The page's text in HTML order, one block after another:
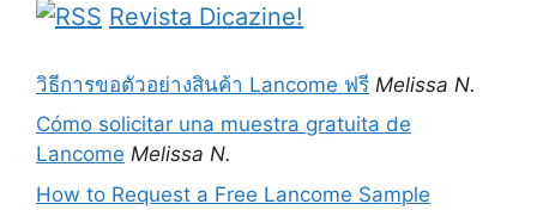
Revista Dicazine!
วิธีการขอตัวอย่างสินค้า Lancome ฟรี Melissa N.
Cómo solicitar una muestra gratuita de
Lancome Melissa N.
How to Request a Free Lancome Sample